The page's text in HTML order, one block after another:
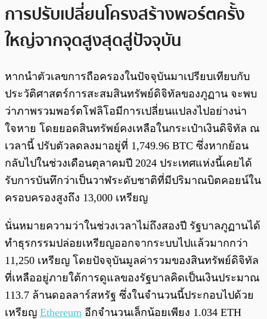
การปรับเปลี่ยนโครงสร้างพอร์ตครั้ง
ใหญ่จากจุดสูงสุดสู่ปัจจุบัน
หากนำตัวเลขการถือครองในปัจจุบันมาเปรียบเทียบกับ
ประวัติศาสตร์การสะสมสินทรัพย์ดิจิทัลของภูฏาน จะพบ
ว่าภาพรวมพอร์ตโฟลิโอมีการเปลี่ยนแปลงไปอย่างน่า
ใจหาย โดยยอดสินทรัพย์คงเหลือในกระเป๋าเงินดิจิทัล ณ
เวลานี้ ปรับตัวลดลงมาอยู่ที่ 1,749.96 BTC ซึ่งหากย้อน
กลับไปในช่วงเดือนตุลาคมปี 2024 ประเทศแห่งนี้เคยได้
รับการบันทึกว่าเป็นวาฬระดับชาติที่มีปริมาณบิตคอยน์ใน
ครอบครองสูงถึง 13,000 เหรียญ
นั่นหมายความว่าในช่วงเวลาไม่ถึงสองปี รัฐบาลภูฏานได้
ทำธุรกรรมปล่อยเหรียญออกจากระบบไปแล้วมากกว่า
11,250 เหรียญ โดยปัจจุบันมูลค่ารวมของสินทรัพย์ดิจิทัล
ที่เหลืออยู่ภายใต้การดูแลของรัฐบาลคิดเป็นเงินประมาณ
113.7 ล้านดอลลาร์สหรัฐ ซึ่งในจำนวนนี้ประกอบไปด้วย
เหรียญ Ethereum อีกจำนวนเล็กน้อยเพียง 1.034 ETH